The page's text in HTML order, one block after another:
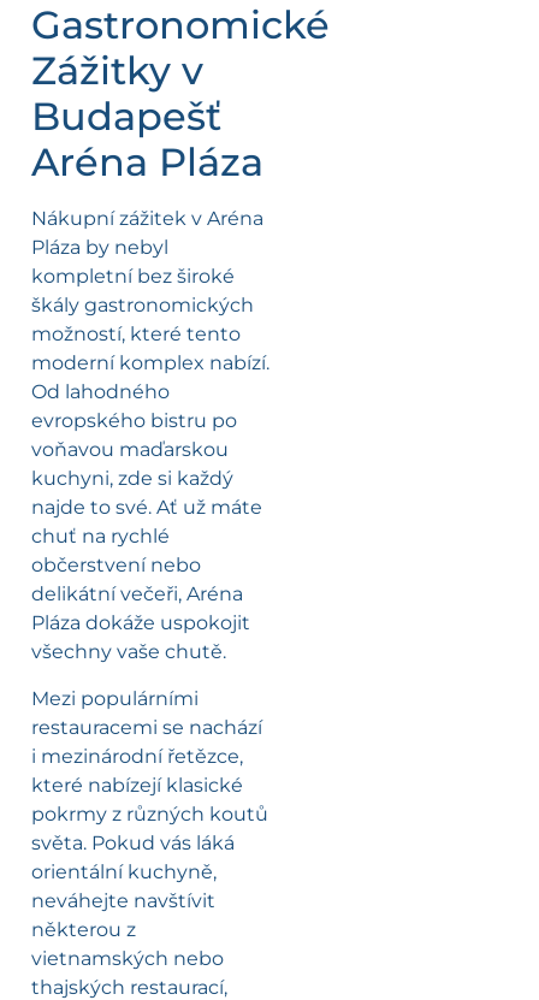
Gastronomické
Zážitky v
Budapešť
Aréna Pláza
Nákupní zážitek v Aréna
Pláza by nebyl
kompletní bez široké
škály gastronomických
možností, které tento
moderní komplex nabízí.
Od lahodného
evropského bistru po
voňavou maďarskou
kuchyni, zde si každý
najde to své. Ať už máte
chuť na rychlé
občerstvení nebo
delikátní večeři, Aréna
Pláza dokáže uspokojit
všechny vaše chutě.
Mezi populárními
restauracemi se nachází
i mezinárodní řetězce,
které nabízejí klasické
pokrmy z různých koutů
světa. Pokud vás láká
orientální kuchyně,
neváhejte navštívit
některou z
vietnamských nebo
thajských restaurací,